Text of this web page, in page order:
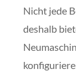
Nicht jede
deshalb